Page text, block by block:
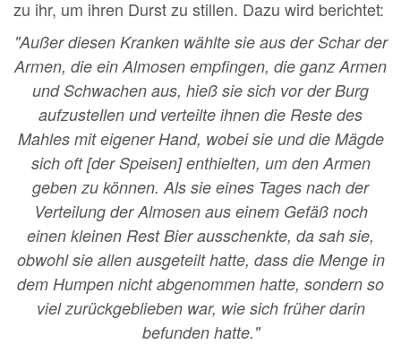
zu ihr, um ihren Durst zu stillen. Dazu wird berichtet:
"Außer diesen Kranken wählte sie aus der Schar der
Armen, die ein Almosen empfingen, die ganz Armen
und Schwachen aus, hieß sie sich vor der Burg
aufzustellen und verteilte ihnen die Reste des
Mahles mit eigener Hand, wobei sie und die Mägde
sich oft [der Speisen] enthielten, um den Armen
geben zu können. Als sie eines Tages nach der
Verteilung der Almosen aus einem Gefäß noch
einen kleinen Rest Bier ausschenkte, da sah sie,
obwohl sie allen ausgeteilt hatte, dass die Menge in
dem Humpen nicht abgenommen hatte, sondern so
viel zurückgeblieben war, wie sich früher darin
befunden hatte."